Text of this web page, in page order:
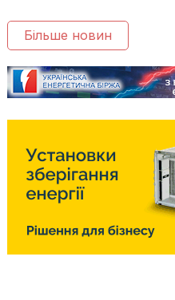
Більше новин